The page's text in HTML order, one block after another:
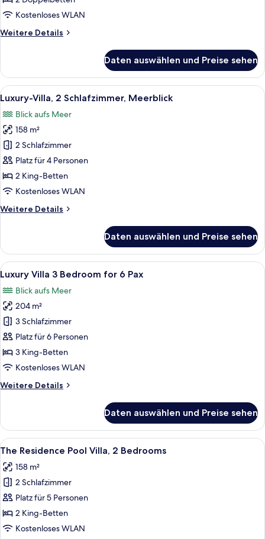
Kostenloses WLAN
Weitere Details
Weitere
Suite,
2 Schlafzimmer
Daten auswählen und Preise sehen
Alle
Fotos
für
Luxury-
Villa,
2 Schlafzimmer,
Meerblick
anzeigen
Ein moderner Poolbereich im Freien
12
Luxury-Villa, 2 Schlafzimmer, Meerblick
Blick aufs Meer
158 m²
2 Schlafzimmer
Platz für 4 Personen
2 King-Betten
Kostenloses WLAN
Weitere Details
Weitere
Villa,
2 Schlafzimmer,
Meerblick
Daten auswählen und Preise sehen
Alle
Fotos
für
Luxury
Villa
3
Bedroom
for
Pax
Ein Pool ohne Ende mit einer
12
Luxury Villa 3 Bedroom for 6 Pax
Blick aufs Meer
204 m²
3 Schlafzimmer
Platz für 6 Personen
3 King-Betten
Kostenloses WLAN
Weitere Details
Weitere
Villa
Bedroom
6
Pax
Daten auswählen und Preise sehen
Alle
Fotos
für
The
Residence
Pool
Villa,
Ein modernes Wohnzimmer mit
8
The Residence Pool Villa, 2 Bedrooms
158 m²
2 Schlafzimmer
Platz für 5 Personen
2 King-Betten
Kostenloses WLAN